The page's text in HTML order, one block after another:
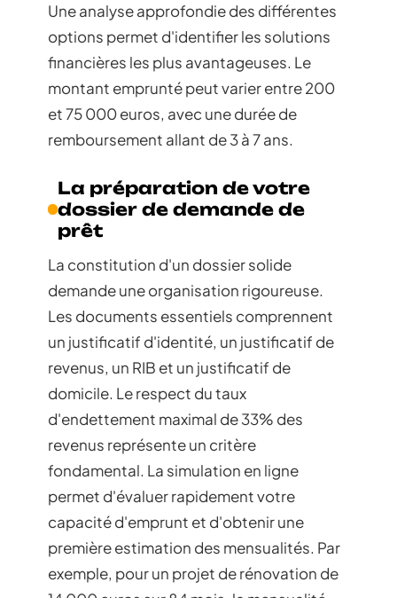
Une analyse approfondie des différentes
options permet d'identifier les solutions
financières les plus avantageuses. Le
montant emprunté peut varier entre 200
et 75 000 euros, avec une durée de
remboursement allant de 3 à 7 ans.
La préparation de votre
dossier de demande de
prêt
La constitution d'un dossier solide
demande une organisation rigoureuse.
Les documents essentiels comprennent
un justificatif d'identité, un justificatif de
revenus, un RIB et un justificatif de
domicile. Le respect du taux
d'endettement maximal de 33% des
revenus représente un critère
fondamental. La simulation en ligne
permet d'évaluer rapidement votre
capacité d'emprunt et d'obtenir une
première estimation des mensualités. Par
exemple, pour un projet de rénovation de